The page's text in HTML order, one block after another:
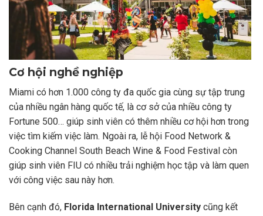
Cơ hội nghề nghiệp
Miami có hơn 1.000 công ty đa quốc gia cùng sự tập trung
của nhiều ngân hàng quốc tế, là cơ sở của nhiều công ty
Fortune 500… giúp sinh viên có thêm nhiều cơ hội hơn trong
việc tìm kiếm việc làm. Ngoài ra, lễ hội Food Network &
Cooking Channel South Beach Wine & Food Festival còn
giúp sinh viên FIU có nhiều trải nghiệm học tập và làm quen
với công việc sau này hơn.
Bên cạnh đó, Florida International University cũng kết